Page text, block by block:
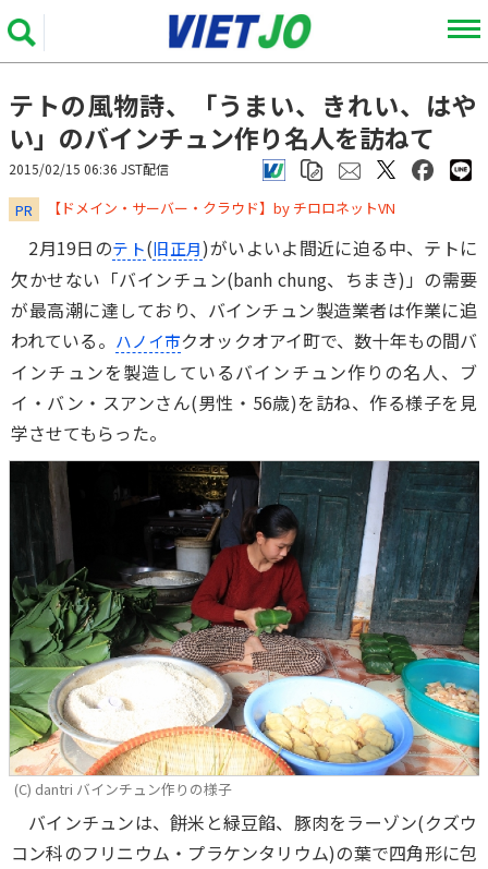
テトの風物詩、「うまい、きれい、はや
い」のバインチュン作り名人を訪ねて
2015/02/15 06:36 JST配信
PR ​​​​​​​【ドメイン・サーバー・クラウド】by チロロネットVN
2月19日のテト(旧正月)がいよいよ間近に迫る中、テトに
欠かせない「バインチュン(banh chung、ちまき)」の需要
が最高潮に達しており、バインチュン製造業者は作業に追
われている。 ハノイ市クオックオアイ町で、数十年もの間バ
インチュンを製造しているバインチュン作りの名人、ブ
イ・バン・スアンさん(男性・56歳)を訪ね、作る様子を見
学させてもらった。
(C) dantri バインチュン作りの様子
バインチュンは、餅米と緑豆餡、豚肉をラーゾン(クズウ
コン科のフリニウム・プラケンタリウム)の葉で四角形に包